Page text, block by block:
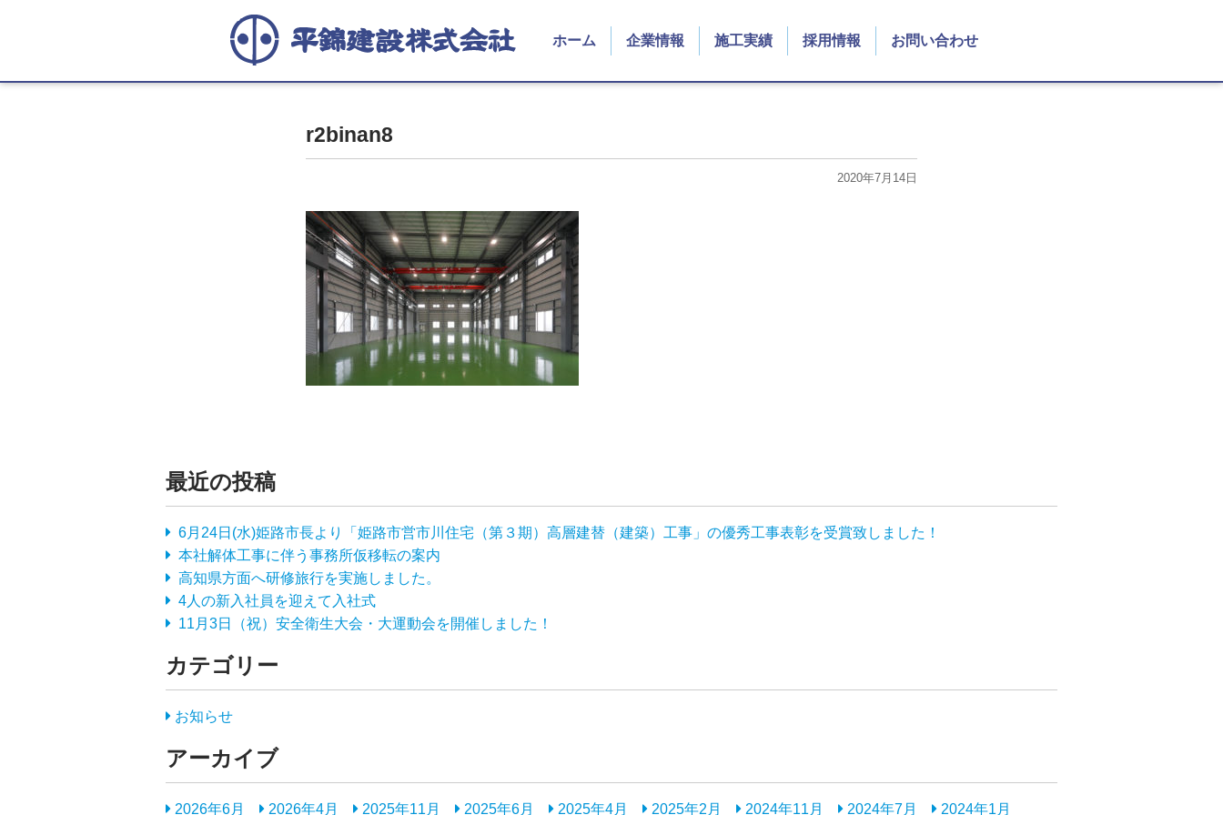
ホーム 企業情報 施工実績 採用情報 お問い合わせ
r2binan8
2020年7月14日
最近の投稿
6月24日(水)姫路市長より「姫路市営市川住宅（第３期）高層建替（建築）工事」の優秀工事表彰を受賞致しました！
本社解体工事に伴う事務所仮移転の案内
高知県方面へ研修旅行を実施しました。
4人の新入社員を迎えて入社式
11月3日（祝）安全衛生大会・大運動会を開催しました！
カテゴリー
お知らせ
アーカイブ
2026年6月 2026年4月 2025年11月 2025年6月 2025年4月 2025年2月 2024年11月 2024年7月 2024年1月